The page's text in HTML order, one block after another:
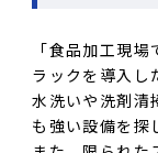
「食品加工現
ラックを導入し
水洗いや洗剤清
も強い設備を探